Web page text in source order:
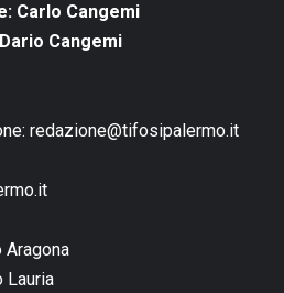
Carlo Cangemi
Cangemi
redazione@tifosipalermo.it
Aragona
Lauria